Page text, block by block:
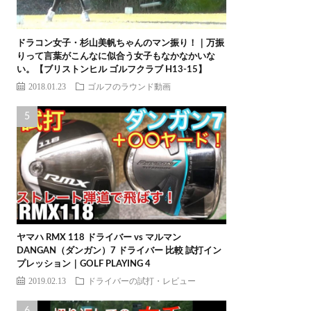
ドラコン女子・杉山美帆ちゃんのマン振り！｜万振
りって言葉がこんなに似合う女子もなかなかいな
い。【ブリストンヒル ゴルフクラブ H13-15】
2018.01.23 ゴルフのラウンド動画
ヤマハ RMX 118 ドライバー vs マルマン
DANGAN（ダンガン）7 ドライバー 比較 試打イン
プレッション｜GOLF PLAYING 4
2019.02.13 ドライバーの試打・レビュー